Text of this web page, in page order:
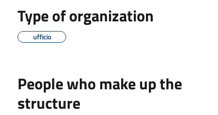
Type of organization
ufficio
People who make up the
structure